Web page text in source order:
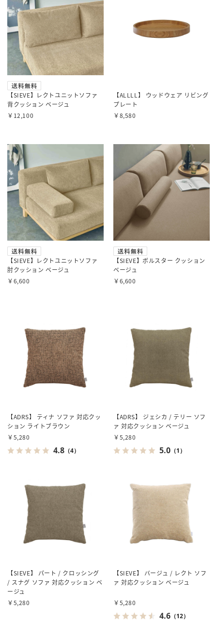
【SIEVE】レクトユニットソファ
背クッション ベージュ
￥12,100
【ALLLL】 ウッドウェア リビング
プレート
￥8,580
【SIEVE】レクトユニットソファ
肘クッション ベージュ
￥6,600
【SIEVE】ボルスター クッション
ベージュ
￥6,600
【ADRS】 ティナ ソファ 対応クッ
ション ライトブラウン
￥5,280
4.8 （4）
【ADRS】 ジェシカ / テリー ソフ
ァ 対応クッション ベージュ
￥5,280
5.0 （1）
【SIEVE】 パート / クロッシング
/ スナグ ソファ 対応クッション ベ
ージュ
￥5,280
【SIEVE】 バージュ / レクト ソフ
ァ 対応クッション ベージュ
￥5,280
4.6 （12）